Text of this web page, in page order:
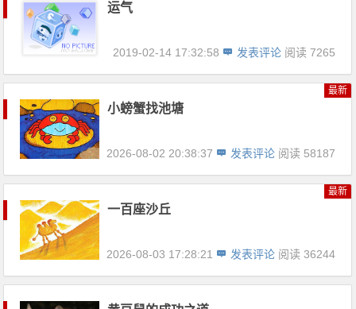
运气
2019-02-14 17:32:58 发表评论 阅读 7265
小螃蟹找池塘
最新
2026-08-02 20:38:37 发表评论 阅读 58187
一百座沙丘
最新
2026-08-03 17:28:21 发表评论 阅读 36244